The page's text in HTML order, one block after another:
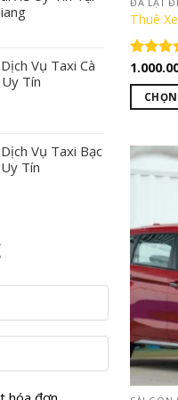
Vụ Taxi Cà
Tín
Vụ Taxi Bạc
Tín
Thuê
Được
hạng
5 sao
CHỌN
này
có
biến
thể.
Các
tùy
chọn
có
thể
được
chọn